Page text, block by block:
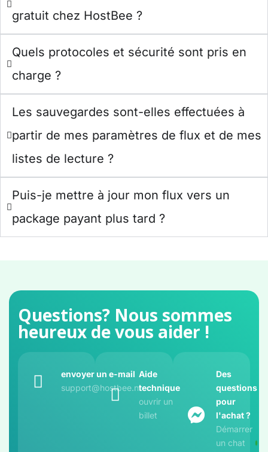
gratuit chez HostBee ?
Quels protocoles et sécurité sont pris en
charge ?
Les sauvegardes sont-elles effectuées à
partir de mes paramètres de flux et de mes
listes de lecture ?
Puis-je mettre à jour mon flux vers un
package payant plus tard ?
Questions? Nous sommes
heureux de vous aider !
envoyer un e-mail
support@hostbee.nl
Aide
technique
ouvrir un
billet
Des
questions
pour
l'achat ?
Démarrer
un chat